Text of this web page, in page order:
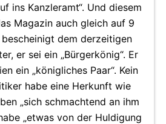
ins Kanzleramt“. Und diesem
Magazin auch gleich auf 9
dem derzeitigen
er sei ein „Bürgerkönig“. Er
ein „königliches Paar“. Kein
habe eine Herkunft wie
„sich schmachtend an ihm
„etwas von der Huldigung